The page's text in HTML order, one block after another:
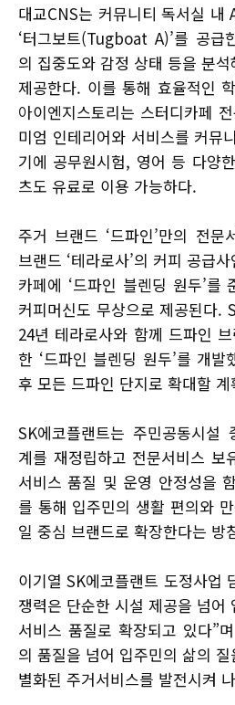
대교CNS는 커뮤니티 독서실 내
‘터그보트(Tugboat A)’를 공급
의 집중도와 감정 상태 등을 분
제공한다. 이를 통해 효율적인
아이엔지스토리는 스터디카페
미엄 인테리어와 서비스를 커뮤
기에 공무원시험, 영어 등 다양
츠도 유료로 이용 가능하다.
주거 브랜드 ‘드파인’만의 전문
브랜드 ‘테라로사’의 커피 공급
카페에 ‘드파인 블렌딩 원두’를
커피머신도 무상으로 제공된다.
24년 테라로사와 함께 드파인
한 ‘드파인 블렌딩 원두’를 개
후 모든 드파인 단지로 확대할 계
SK에코플랜트는 주민공동시설
계를 재정립하고 전문서비스 보
서비스 품질 및 운영 안정성을
를 통해 입주민의 생활 편의와
일 중심 브랜드로 확장한다는 방
이기열 SK에코플랜트 도정사업
쟁력은 단순한 시설 제공을 넘어
서비스 품질로 확장되고 있다”
의 품질을 넘어 입주민의 삶의
별화된 주거서비스를 발전시켜